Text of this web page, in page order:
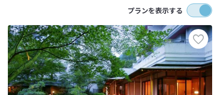
プランを表示する